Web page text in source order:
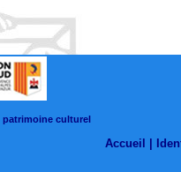
patrimoine culturel
Accueil |